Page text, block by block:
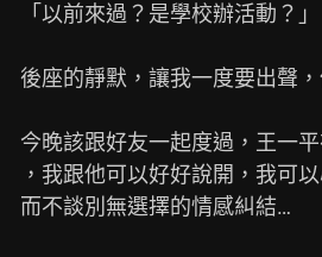
「以前來過？是學校辦活動？」
後座的靜默，讓我一度要出聲
今晚該跟好友一起度過，王一
，我跟他可以好好說開，我可
而不談別無選擇的情感糾結…